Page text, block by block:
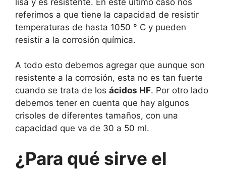
referimos a que tiene la capacidad de resistir
temperaturas de hasta 1050 ° C y pueden
resistir a la corrosión química.
A todo esto debemos agregar que aunque son
resistente a la corrosión, esta no es tan fuerte
cuando se trata de los ácidos HF. Por otro lado
debemos tener en cuenta que hay algunos
crisoles de diferentes tamaños, con una
capacidad que va de 30 a 50 ml.
¿Para qué sirve el